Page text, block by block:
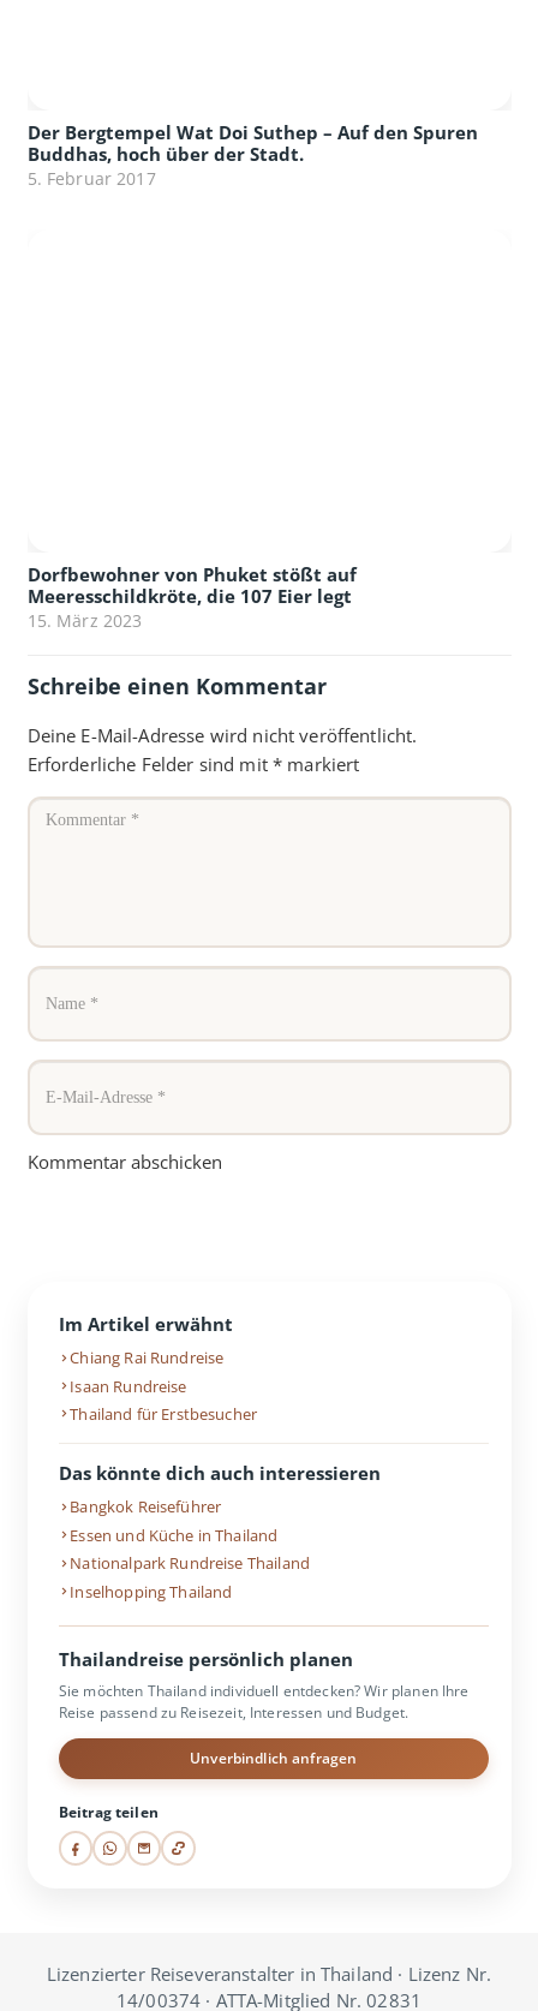
Der Bergtempel Wat Doi Suthep – Auf den Spuren
Buddhas, hoch über der Stadt.
5. Februar 2017
Dorfbewohner von Phuket stößt auf
Meeresschildkröte, die 107 Eier legt
15. März 2023
Schreibe einen Kommentar
Deine E-Mail-Adresse wird nicht veröffentlicht.
Erforderliche Felder sind mit * markiert
Kommentar abschicken
Im Artikel erwähnt
Chiang Rai Rundreise
Isaan Rundreise
Thailand für Erstbesucher
Das könnte dich auch interessieren
Bangkok Reiseführer
Essen und Küche in Thailand
Nationalpark Rundreise Thailand
Inselhopping Thailand
Thailandreise persönlich planen
Sie möchten Thailand individuell entdecken? Wir planen Ihre
Reise passend zu Reisezeit, Interessen und Budget.
Unverbindlich anfragen
Beitrag teilen
Lizenzierter Reiseveranstalter in Thailand · Lizenz Nr.
14/00374 · ATTA-Mitglied Nr. 02831